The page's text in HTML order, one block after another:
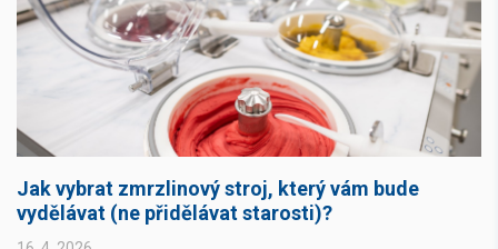
Jak vybrat zmrzlinový stroj, který vám bude
vydělávat (ne přidělávat starosti)?